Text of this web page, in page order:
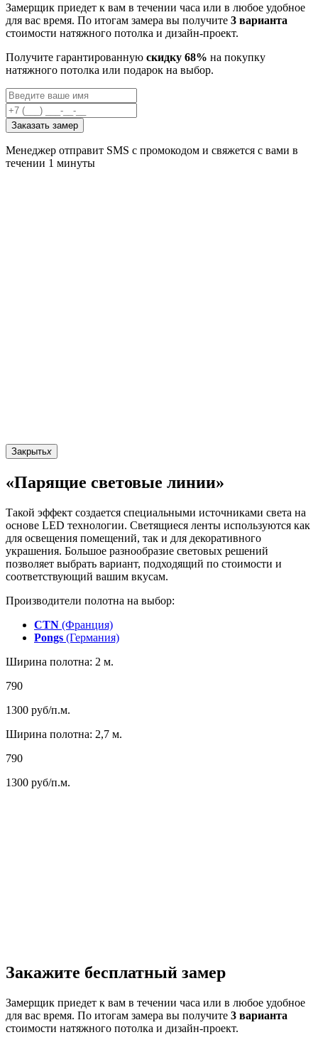
Замерщик приедет к вам в течении часа или в любое удобное
для вас время. По итогам замера вы получите 3 варианта
стоимости натяжного потолка и дизайн-проект.
Получите гарантированную скидку 68% на покупку
натяжного потолка или подарок на выбор.
Заказать замер
Менеджер отправит SMS с промокодом и свяжется с вами в
течении 1 минуты
Закрытьx
«Парящие световые линии»
Такой эффект создается специальными источниками света на
основе LED технологии. Светящиеся ленты используются как
для освещения помещений, так и для декоративного
украшения. Большое разнообразие световых решений
позволяет выбрать вариант, подходящий по стоимости и
соответствующий вашим вкусам.
Производители полотна на выбор:
CTN (Франция)
Pongs (Германия)
Ширина полотна: 2 м.
790
1300 руб/п.м.
Ширина полотна: 2,7 м.
790
1300 руб/п.м.
Закажите бесплатный замер
Замерщик приедет к вам в течении часа или в любое удобное
для вас время. По итогам замера вы получите 3 варианта
стоимости натяжного потолка и дизайн-проект.